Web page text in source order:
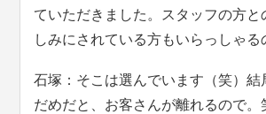
ていただきました。スタッフの方と
しみにされている方もいらっしゃる
石塚：そこは選んでいます（笑）結
だめだと、お客さんが離れるので。